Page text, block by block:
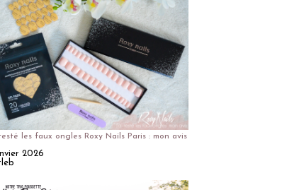
testé les faux ongles Roxy Nails Paris : mon avis
2026